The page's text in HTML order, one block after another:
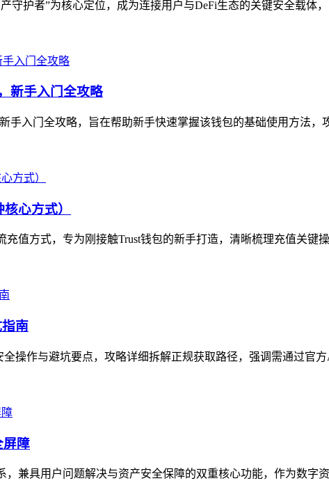
守护者”为核心定位，成为连接用户与DeFi生态的关键安全载体
新手入门全攻略
手入门全攻略，旨在帮助新手快速掌握该钱包的基础使用方法，
心方式）
值方式，专为刚接触Trust钱包的新手打造，清晰梳理充值关键
南
操作与避坑要点，攻略详细拆解正规获取路径，强调需通过官方
屏障
兼具用户问题解决与资产安全保障的双重核心功能，作为数字